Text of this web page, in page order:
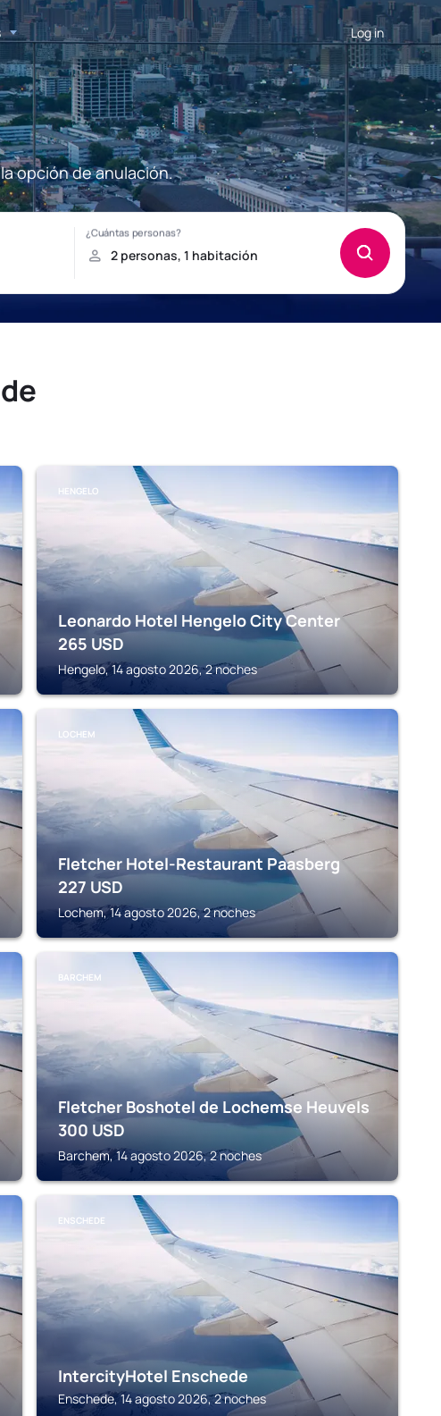
Log in
opción de anulación.
HENGELO
Leonardo Hotel Hengelo City Center
265 USD
Hengelo, 14 agosto 2026, 2 noches
LOCHEM
Fletcher Hotel-Restaurant Paasberg
227 USD
Lochem, 14 agosto 2026, 2 noches
BARCHEM
Fletcher Boshotel de Lochemse Heuvels
300 USD
Barchem, 14 agosto 2026, 2 noches
ENSCHEDE
IntercityHotel Enschede
Enschede, 14 agosto 2026, 2 noches